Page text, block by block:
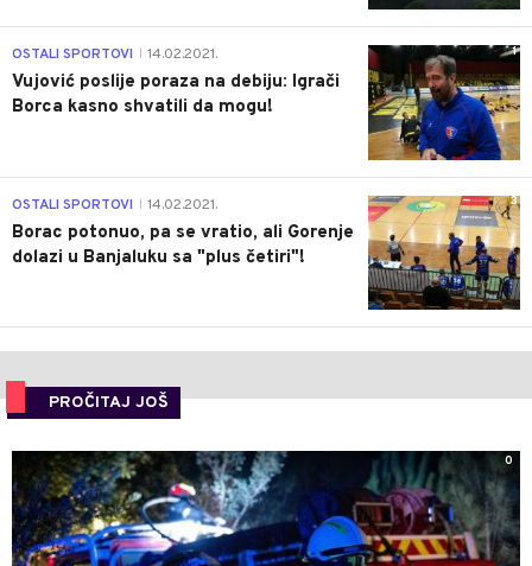
1
OSTALI SPORTOVI 14.02.2021.
Vujović poslije poraza na debiju: Igrači
Borca kasno shvatili da mogu!
3
OSTALI SPORTOVI 14.02.2021.
Borac potonuo, pa se vratio, ali Gorenje
dolazi u Banjaluku sa "plus četiri"!
PROČITAJ JOŠ
0